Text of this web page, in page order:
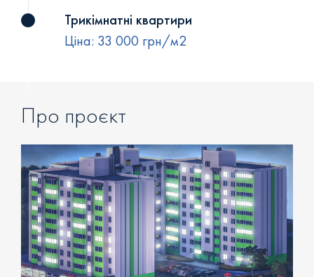
Трикімнатні квартири
Ціна: 33 000 грн/м2
Про проєкт